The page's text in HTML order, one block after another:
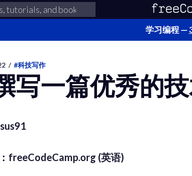
学习编程 —
/ #科技写作
写一篇优秀的
freeCodeCamp.org (英语)